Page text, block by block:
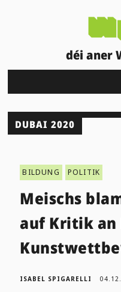
déi aner
DUBAI 2020
BILDUNG POLITIK
Meischs
auf Kritik an
ISABEL SPIGARELLI